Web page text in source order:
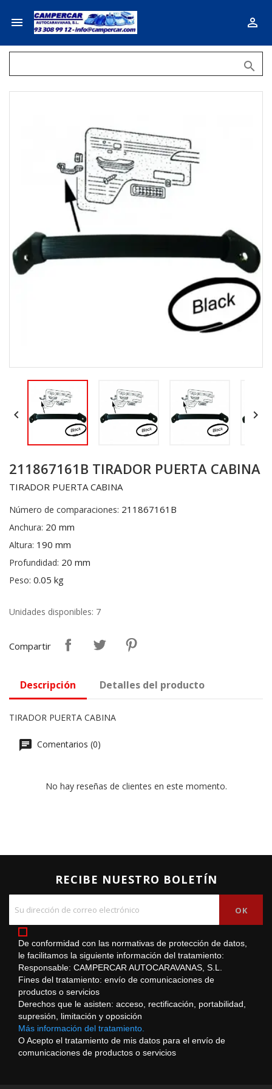
 

 
211867161B TIRADOR PUERTA CABINA
TIRADOR PUERTA CABINA
Número de comparaciones: 211867161B
Anchura: 20 mm
Altura: 190 mm
Profundidad: 20 mm
Peso: 0.05 kg
Unidades disponibles: 7
Compartir
Descripción Detalles del producto
TIRADOR PUERTA CABINA
Comentarios (0)
No hay reseñas de clientes en este momento.
RECIBE NUESTRO BOLETÍN
De conformidad con las normativas de protección de datos,
le facilitamos la siguiente información del tratamiento:
Responsable: CAMPERCAR AUTOCARAVANAS, S.L.
Fines del tratamiento: envío de comunicaciones de
productos o servicios
Derechos que le asisten: acceso, rectificación, portabilidad,
supresión, limitación y oposición
Más información del tratamiento.
O Acepto el tratamiento de mis datos para el envío de
comunicaciones de productos o servicios